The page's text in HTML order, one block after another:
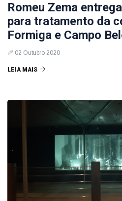
Romeu Zema
para tratamento da
Formiga e Campo
02 Outubro 2020
LEIA MAIS